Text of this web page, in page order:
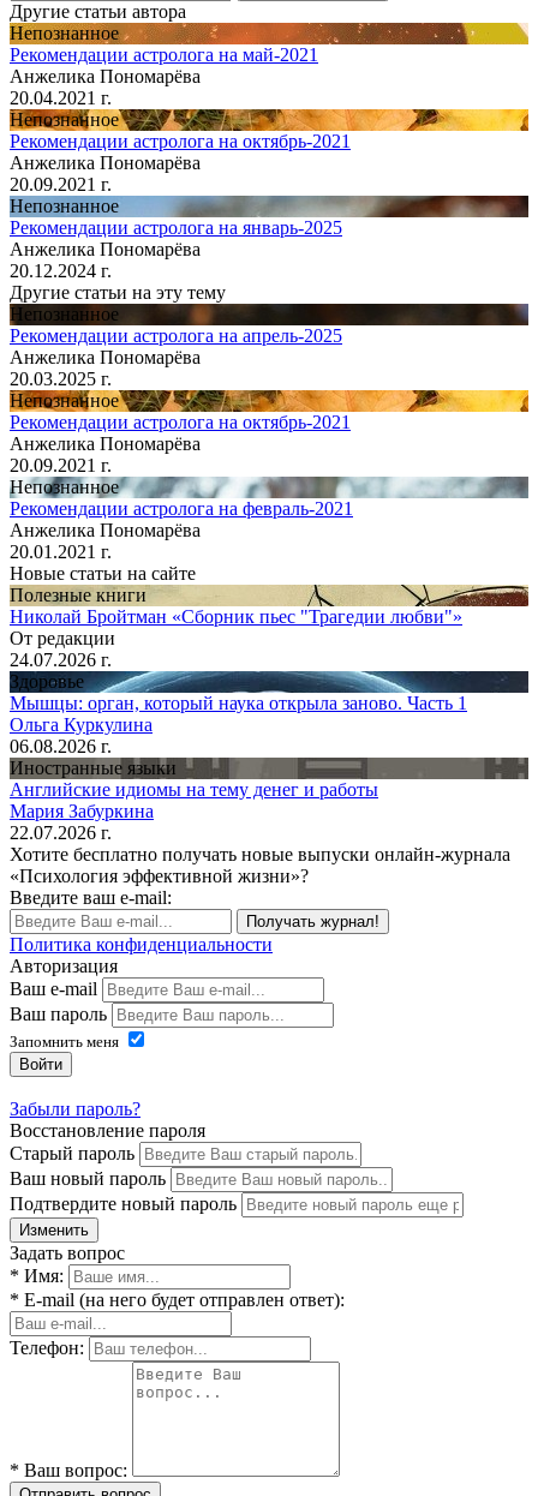
Другие статьи автора
Непознанное
Рекомендации астролога на май-2021
Анжелика Пономарёва
20.04.2021 г.
Непознанное
Рекомендации астролога на октябрь-2021
Анжелика Пономарёва
20.09.2021 г.
Непознанное
Рекомендации астролога на январь-2025
Анжелика Пономарёва
20.12.2024 г.
Другие статьи на эту тему
Непознанное
Рекомендации астролога на апрель-2025
Анжелика Пономарёва
20.03.2025 г.
Непознанное
Рекомендации астролога на октябрь-2021
Анжелика Пономарёва
20.09.2021 г.
Непознанное
Рекомендации астролога на февраль-2021
Анжелика Пономарёва
20.01.2021 г.
Новые статьи на сайте
Полезные книги
Николай Бройтман «Сборник пьес "Трагедии любви"»
От редакции
24.07.2026 г.
Здоровье
Мышцы: орган, который наука открыла заново. Часть 1
Ольга Куркулина
06.08.2026 г.
Иностранные языки
Английские идиомы на тему денег и работы
Мария Забуркина
22.07.2026 г.
Хотите бесплатно получать новые выпуски онлайн-журнала
«Психология эффективной жизни»?
Введите ваш e-mail:
Получать журнал!
Политика конфиденциальности
Авторизация
Ваш e-mail
Ваш пароль
Запомнить меня
Войти
Забыли пароль?
Восстановление пароля
Старый пароль
Ваш новый пароль
Подтвердите новый пароль
Изменить
Задать вопрос
* Имя:
* E-mail (на него будет отправлен ответ):
Телефон:
* Ваш вопрос: